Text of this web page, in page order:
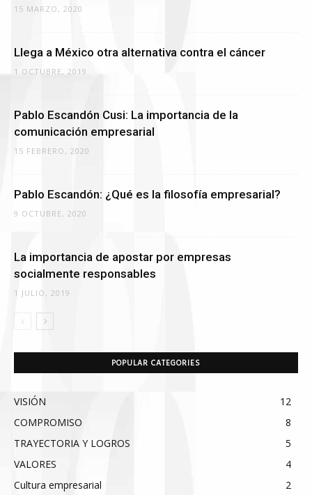
15 MARZO, 2020
Llega a México otra alternativa contra el cáncer
1 OCTUBRE, 2019
Pablo Escandón Cusi: La importancia de la
comunicación empresarial
15 FEBRERO, 2020
Pablo Escandón: ¿Qué es la filosofía empresarial?
9 OCTUBRE, 2020
La importancia de apostar por empresas
socialmente responsables
1 JULIO, 2019
POPULAR CATEGORIES
VISIÓN
12
COMPROMISO
8
TRAYECTORIA Y LOGROS
5
VALORES
4
Cultura empresarial
2